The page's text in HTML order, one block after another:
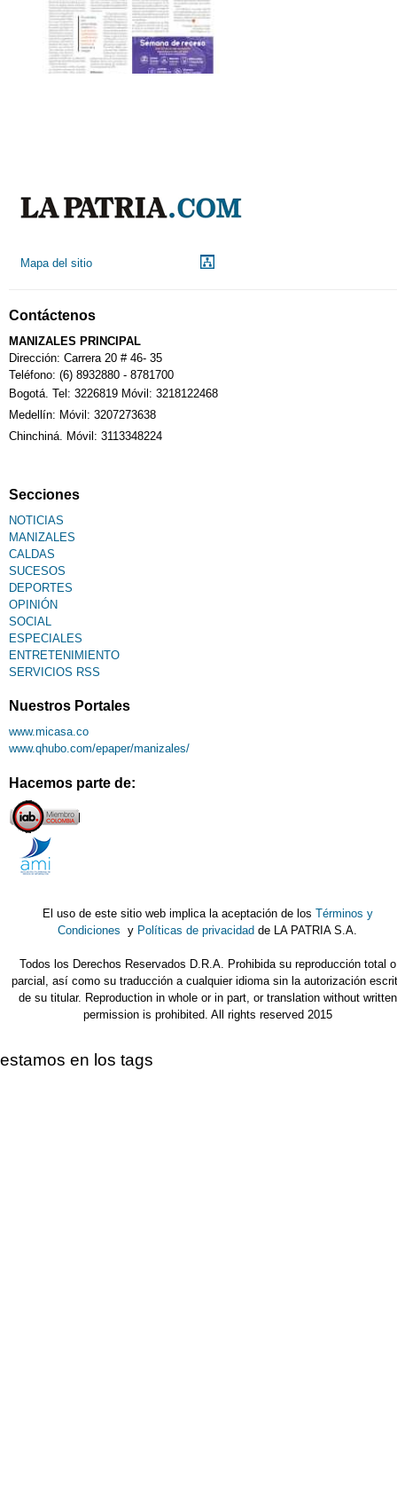
Mapa del sitio
Contáctenos
MANIZALES PRINCIPAL
Dirección: Carrera 20 # 46- 35
Teléfono: (6) 8932880 - 8781700
Bogotá. Tel: 3226819 Móvil: 3218122468
Medellín: Móvil: 3207273638
Chinchiná. Móvil: 3113348224
Secciones
NOTICIAS
MANIZALES
CALDAS
SUCESOS
DEPORTES
OPINIÓN
SOCIAL
ESPECIALES
ENTRETENIMIENTO
SERVICIOS RSS
Nuestros Portales
www.micasa.co
www.qhubo.com/epaper/manizales/
Hacemos parte de:
El uso de este sitio web implica la aceptación de los Términos y
Condiciones y Políticas de privacidad de LA PATRIA S.A.
Todos los Derechos Reservados D.R.A. Prohibida su reproducción total o
parcial, así como su traducción a cualquier idioma sin la autorización
de su titular. Reproduction in whole or in part, or translation without written
permission is prohibited. All rights reserved 2015
estamos en los tags